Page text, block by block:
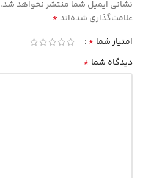
نشانی ایمیل شما منتشر نخواهد شد.
علامت‌گذاری شده‌اند*
امتیاز شما *
دیدگاه شما *